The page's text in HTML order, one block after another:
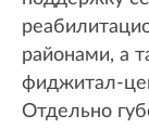
районами, а
фиджитал-
Отдельно